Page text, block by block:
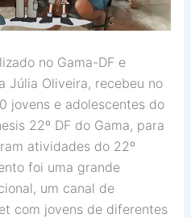
no Gama-DF e
Júlia Oliveira, recebeu no
jovens e adolescentes do
22º DF do Gama, para
atividades do 22º
foi uma grande
um canal de
com jovens de diferentes